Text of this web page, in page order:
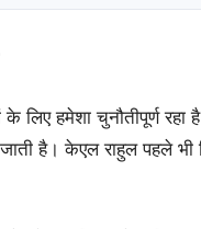
लिए हमेशा चुनौतीपूर्ण
है। केएल राहुल पहले भी